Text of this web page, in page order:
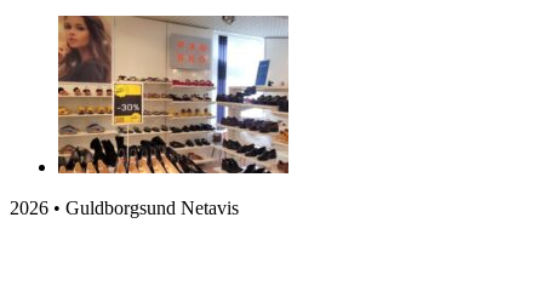
2026 • Guldborgsund Netavis